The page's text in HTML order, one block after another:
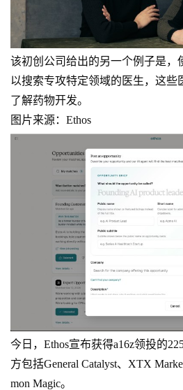
该初创公司给出的另一个例子是，
以搜索专攻特定领域的医生，这些
了解药物开发。
图片来源：Ethos
今日，Ethos宣布获得a16z领投的
方包括General Catalyst、XTX
mon Magic。